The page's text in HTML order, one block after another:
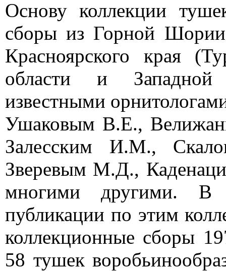
Основу коллекции
сборы из Горной
Красноярского края
области и Западной
известными
Ушаковым В.Е.,
Залесским И.М.,
Зверевым М.Д.,
многими другими. В
публикации по этим
коллекционные сборы
58 тушек